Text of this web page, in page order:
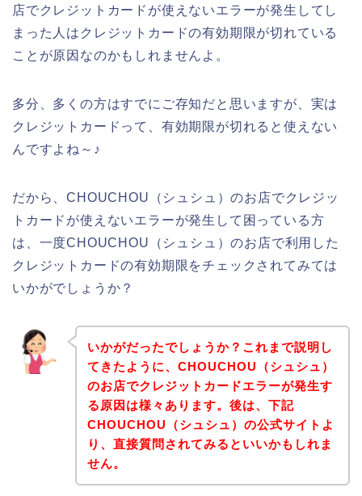
店でクレジットカードが使えないエラーが発生してし
まった人はクレジットカードの有効期限が切れている
ことが原因なのかもしれませんよ。
多分、多くの方はすでにご存知だと思いますが、実は
クレジットカードって、有効期限が切れると使えない
んですよね～♪
だから、CHOUCHOU（シュシュ）のお店でクレジッ
トカードが使えないエラーが発生して困っている方
は、一度CHOUCHOU（シュシュ）のお店で利用した
クレジットカードの有効期限をチェックされてみては
いかがでしょうか？
いかがだったでしょうか？これまで説明し
てきたように、CHOUCHOU（シュシュ）
のお店でクレジットカードエラーが発生す
る原因は様々あります。後は、下記
CHOUCHOU（シュシュ）の公式サイトよ
り、直接質問されてみるといいかもしれま
せん。